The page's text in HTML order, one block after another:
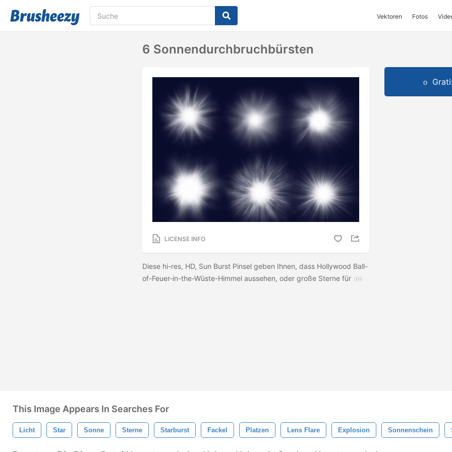
Vektoren Fotos
6 Sonnendurchbruchbürsten
LICENSE INFO
Diese hi-res, HD, Sun Burst Pinsel geben Ihnen, dass Hollywood Ball-
of-Feuer-in-the-Wüste-Himmel aussehen, oder große Sterne für
This Image Appears In Searches For
Licht Star Sonne Sterne Starburst Fackel Platzen Lens Flare Explosion Sonnenschein